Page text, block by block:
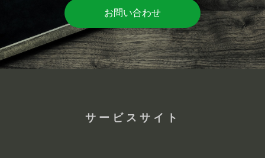
お問い合わせ
サービスサイト